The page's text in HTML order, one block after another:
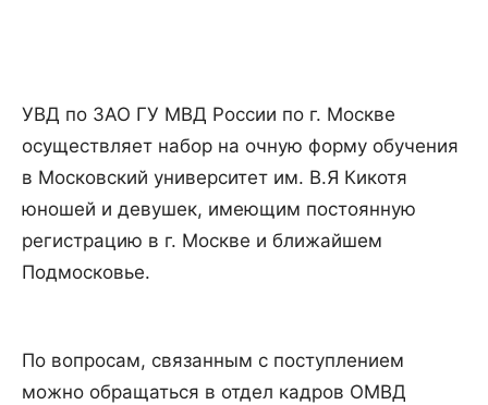
УВД по ЗАО ГУ МВД России по г. Москве
осуществляет набор на очную форму обучения
в Московский университет им. В.Я Кикотя
юношей и девушек, имеющим постоянную
регистрацию в г. Москве и ближайшем
Подмосковье.
По вопросам, связанным с поступлением
можно обращаться в отдел кадров ОМВД